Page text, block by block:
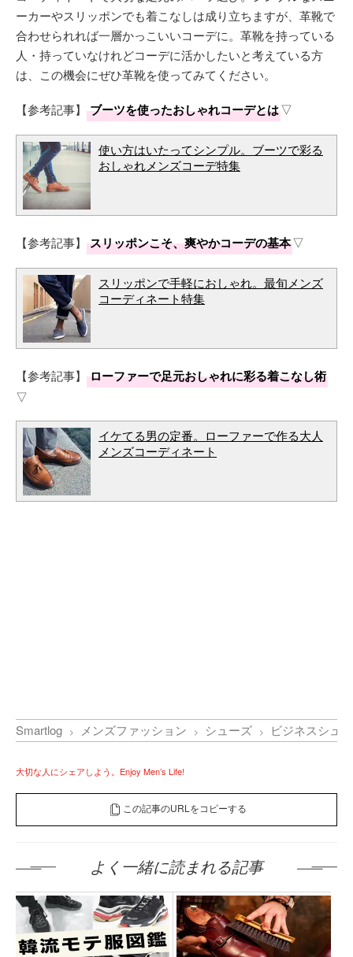
ーカーやスリッポンでも着こなしは成り立ちますが、革靴で
合わせられれば一層かっこいいコーデに。革靴を持っている
人・持っていなけれどコーデに活かしたいと考えている方
は、この機会にぜひ革靴を使ってみてください。
【参考記事】 ブーツを使ったおしゃれコーデとは▽
使い方はいたってシンプル。ブーツで彩る
おしゃれメンズコーデ特集
【参考記事】 スリッポンこそ、爽やかコーデの基本▽
スリッポンで手軽におしゃれ。最旬メンズ
コーディネート特集
【参考記事】 ローファーで足元おしゃれに彩る着こなし術
▽
イケてる男の定番。ローファーで作る大人
メンズコーディネート
Smartlog メンズファッション シューズ ビジネスシュ
大切な人にシェアしよう。Enjoy Men’s Life!
この記事のURLをコピーする
よく一緒に読まれる記事